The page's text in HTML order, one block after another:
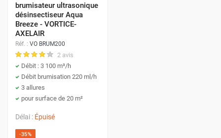
brumisateur ultrasonique
désinsectiseur Aqua
Breeze - VORTICE-
AXELAIR
Réf. : VO BRUM200
2 avis
Débit : 3 100 m³/h
Débit brumisation 220 ml/h
3 allures
pour surface de 20 m²
Délai : Épuisé
-35%